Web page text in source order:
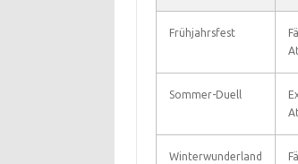
Frühjahrsfest
Sommer-Duell
Winterwunderland